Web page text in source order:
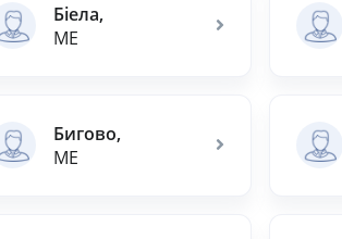
Біела,
ME
Бигово,
ME